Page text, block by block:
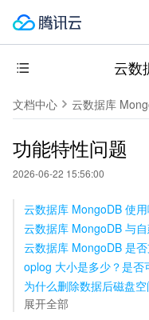
云数
文档中心 云数据库
功能特性问题
2026-06-22 15:56:00
云数据库 MongoDB 使
云数据库 MongoDB 与
云数据库 MongoDB 是
oplog 大小是多少？是否
为什么删除数据后磁盘
展开全部